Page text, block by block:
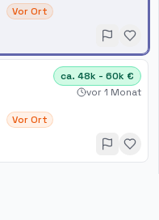
Vor Ort
Vor Ort
ca. 48k - 60k €
vor 1 Monat